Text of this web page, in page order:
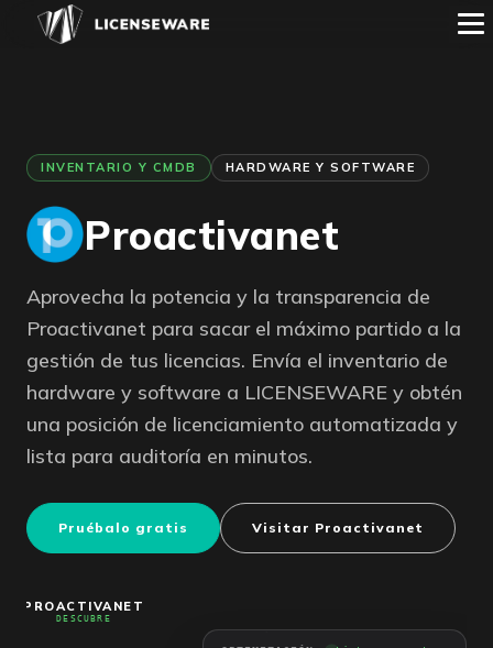
INVENTARIO Y CMDB HARDWARE Y SOFTWARE
Proactivanet
Aprovecha la potencia y la transparencia de
Proactivanet para sacar el máximo partido a la
gestión de tus licencias. Envía el inventario de
hardware y software a LICENSEWARE y obtén
una posición de licenciamiento automatizada y
lista para auditoría en minutos.
Pruébalo gratis Visitar Proactivanet
PROACTIVANET
DESCUBRE